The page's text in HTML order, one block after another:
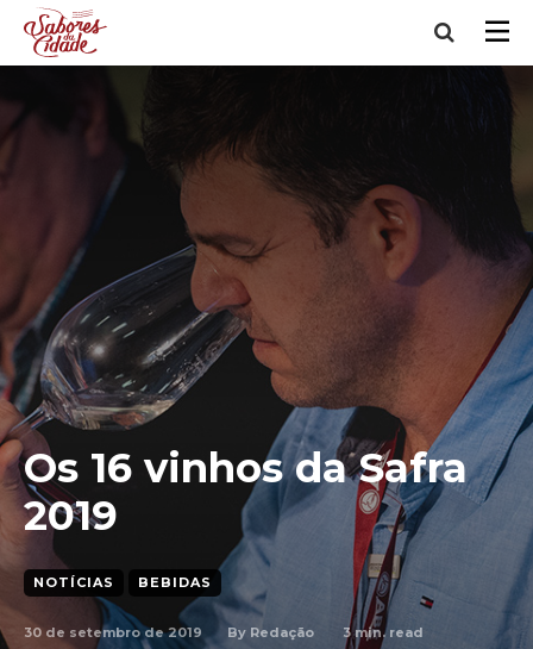
Os 16 vinhos da Safra
2019
NOTÍCIAS BEBIDAS
30 de setembro de 2019 By Redação 3min. read